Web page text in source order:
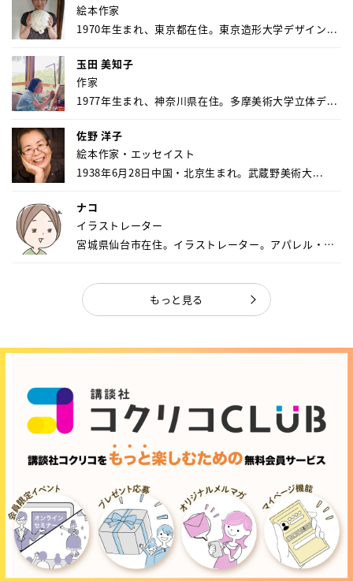
絵本作家
1970年生まれ、東京都在住。東京造形大学デザイン...
玉田 美知子
作家
1977年生まれ、神奈川県在住。多摩美術大学立体デ...
佐野 洋子
絵本作家・エッセイスト
1938年6月28日中国・北京生まれ。武蔵野美術大...
ナコ
イラストレーター
宮城県仙台市在住。イラストレーター。アパレル・キ
もっと見る